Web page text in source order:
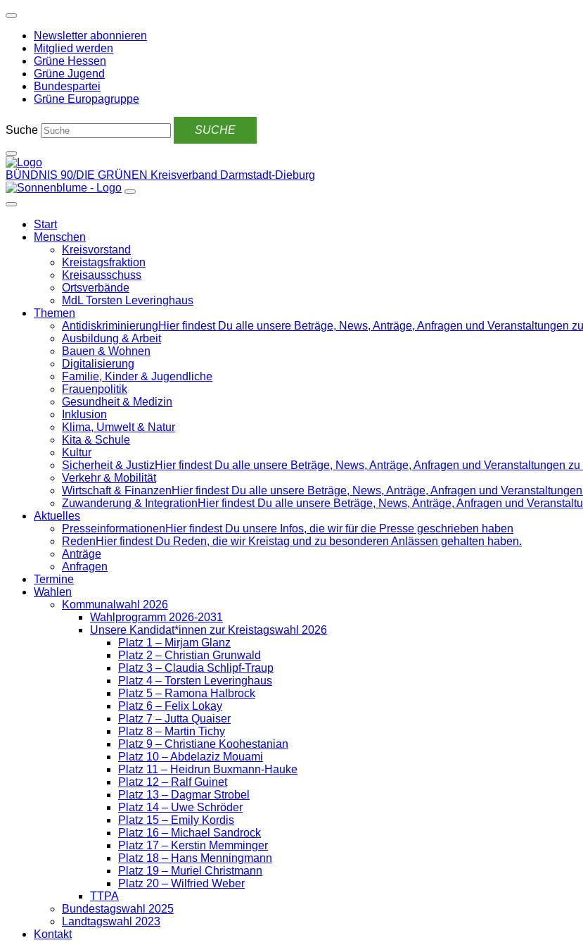
Weiter
Inhalt
Newsletter abonnieren
Mitglied werden
Grüne Hessen
Grüne Jugend
Bundespartei
Grüne Europagruppe
Suche
BÜNDNIS 90/DIE GRÜNEN Kreisverband Darmstadt-Dieburg
Start
Menschen
Kreisvorstand
Kreistagsfraktion
Kreisausschuss
Ortsverbände
MdL Torsten Leveringhaus
Themen
Antidiskrimi­nierungHier findest Du alle unsere Beträge, News, Anträge, Anfragen und Veranstaltungen
Ausbildung & Arbeit
Bauen & Wohnen
Digitalisierung
Familie, Kinder & Jugendliche
Frauenpolitik
Gesundheit & Medizin
Inklusion
Klima, Umwelt & Natur
Kita & Schule
Kultur
Sicherheit & JustizHier findest Du alle unsere Beträge, News, Anträge, Anfragen und Veranstaltungen
Verkehr & Mobilität
Wirtschaft & FinanzenHier findest Du alle unsere Beträge, News, Anträge, Anfragen und
Zuwanderung & IntegrationHier findest Du alle unsere Beträge, News, Anträge, Anfragen und
Aktuelles
Presse­informationenHier findest Du unsere Infos, die wir für die Presse geschrieben haben
RedenHier findest Du Reden, die wir Kreistag und zu besonderen Anlässen gehalten haben.
Anträge
Anfragen
Termine
Wahlen
Kommunalwahl 2026
Wahlprogramm 2026-2031
Unsere Kandidat*innen zur Kreistagswahl 2026
Platz 1 – Mirjam Glanz
Platz 2 – Christian Grunwald
Platz 3 – Claudia Schlipf-Traup
Platz 4 – Torsten Leveringhaus
Platz 5 – Ramona Halbrock
Platz 6 – Felix Lokay
Platz 7 – Jutta Quaiser
Platz 8 – Martin Tichy
Platz 9 – Christiane Koohestanian
Platz 10 – Abdelaziz Mouami
Platz 11 – Heidrun Buxmann-Hauke
Platz 12 – Ralf Guinet
Platz 13 – Dagmar Strobel
Platz 14 – Uwe Schröder
Platz 15 – Emily Kordis
Platz 16 – Michael Sandrock
Platz 17 – Kerstin Memminger
Platz 18 – Hans Menningmann
Platz 19 – Muriel Christmann
Platz 20 – Wilfried Weber
TTPA
Bundestagswahl 2025
Landtagswahl 2023
Kontakt